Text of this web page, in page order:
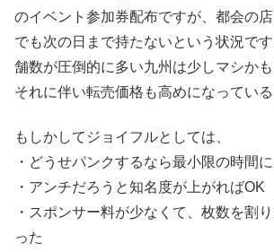
のイベント参加券配布ですが、都会の
でも次の日まで持たないという状況で
舗数が圧倒的に多い九州は少しマシかも
それに伴い転売価格も高めになっている
もしかしてジョイフルとしては、
・どうせパンクするなら最小限の時間
・アンチだろうと知名度が上がればOK
・スポンサー料が少なくて、枚数を割
った